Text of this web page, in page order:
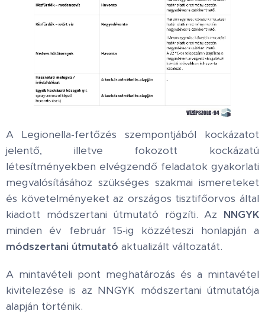
A Legionella-fertőzés szempontjából kockázatot
jelentő, illetve fokozott kockázatú
létesítményekben elvégzendő feladatok gyakorlati
megvalósításához szükséges szakmai ismereteket
és követelményeket az országos tisztifőorvos által
kiadott módszertani útmutató rögzíti. Az NNGYK
minden év február 15-ig közzéteszi honlapján a
módszertani útmutató aktualizált változatát.
A mintavételi pont meghatározás és a mintavétel
kivitelezése is az NNGYK módszertani útmutatója
alapján történik.